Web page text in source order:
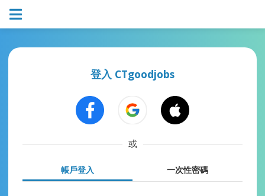
登入 CTgoodjobs
或
帳戶登入 一次性密碼